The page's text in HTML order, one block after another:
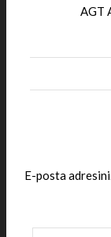
AGT
E-posta